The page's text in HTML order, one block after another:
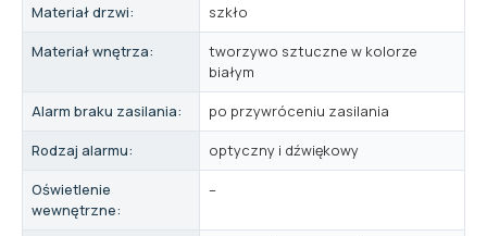
Materiał drzwi:
szkło
Materiał wnętrza:
tworzywo sztuczne w kolorze
białym
Alarm braku zasilania:
po przywróceniu zasilania
Rodzaj alarmu:
optyczny i dźwiękowy
Oświetlenie
wewnętrzne:
–